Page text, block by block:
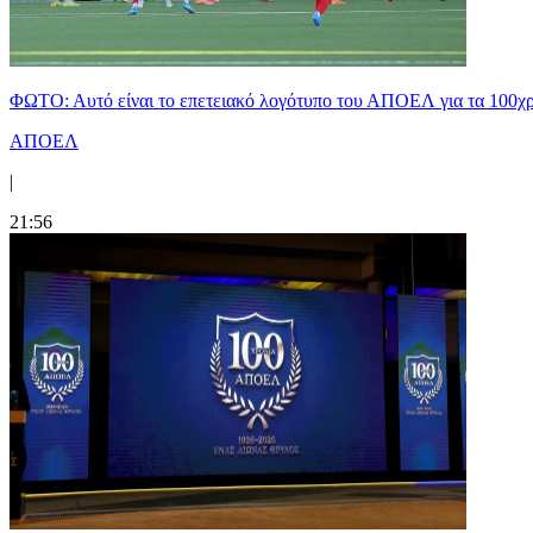
ΦΩΤΟ: Αυτό είναι το επετειακό λογότυπο του ΑΠΟΕΛ για τα
ΑΠΟΕΛ
|
21:56